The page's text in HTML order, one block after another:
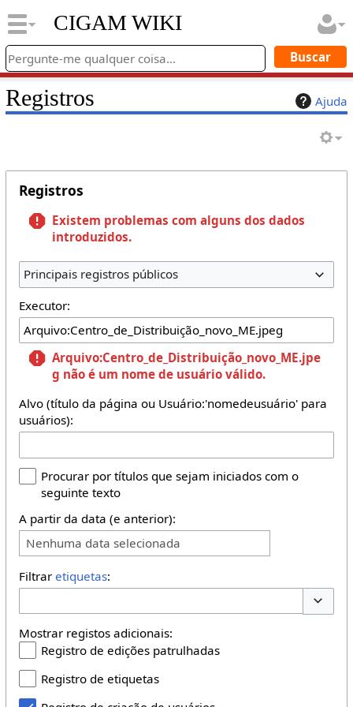
CIGAM WIKI
Ajuda
Registros
Registros
Existem problemas com alguns dos dados
introduzidos.
Principais registros públicos
Executor:
Arquivo:Centro_de_Distribuição_novo_ME.jpe
g não é um nome de usuário válido.
Alvo (título da página ou Usuário:'nomedeusuário' para
usuários):
Procurar por títulos que sejam iniciados com o
seguinte texto
A partir da data (e anterior):
Nenhuma data selecionada
Filtrar etiquetas:
Mostrar registos adicionais:
Registro de edições patrulhadas
Registro de etiquetas